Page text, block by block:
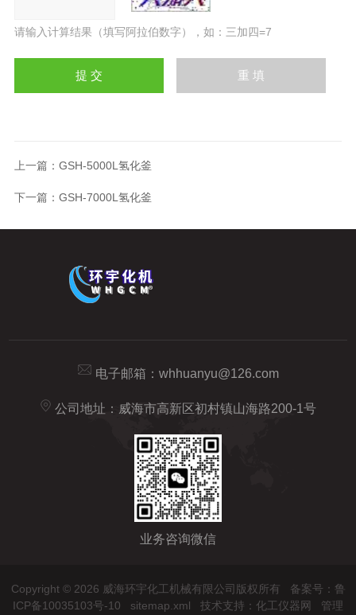
请输入计算结果（填写阿拉伯数字），如：三加四=7
上一篇： GSH-5000L氢化釜
下一篇： GSH-7000L氢化釜
电子邮箱： whhuanyu@126.com
公司地址：威海市高新区初村镇山海路200-1号
业务咨询微信
Copyright © 2026 威海环宇化工机械有限公司版权所有 备案号：鲁
ICP备10035103号-10
sitemap.xml 技术支持： 化工仪器网 管理